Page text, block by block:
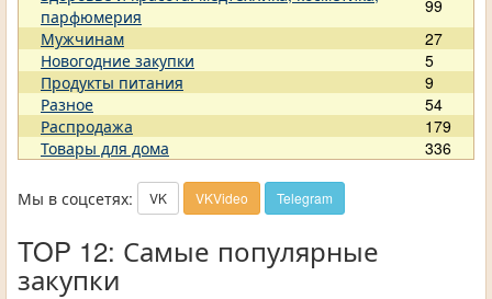
парфюмерия
99
Мужчинам
27
Новогодние закупки
5
Продукты питания
9
Разное
54
Распродажа
179
Товары для дома
336
Мы в соцсетях: VK VKVideo Telegram
TOP 12: Самые популярные
закупки